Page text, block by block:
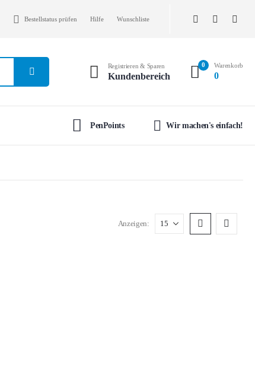
Bestellstatus prüfen Hilfe Wunschliste
Registrieren & Sparen
Kundenbereich
0 Warenkorb
0
PenPoints Wir machen's einfach!
Anzeigen: